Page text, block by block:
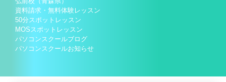
資料請求・無料体験レッスン
50分スポットレッスン
MOSスポットレッスン
パソコンスクールブログ
パソコンスクールお知らせ